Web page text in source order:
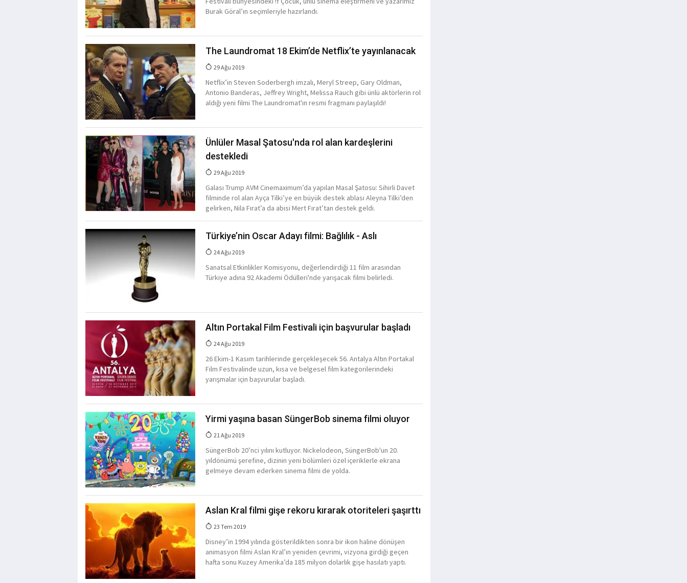
Burak Göral’ın seçimleriyle hazırlandı.
The Laundromat 18 Ekim’de Netflix’te yayınlanacak
29 Ağu 2019
Netflix’in Steven Soderbergh imzalı, Meryl Streep, Gary Oldman,
Antonio Banderas, Jeffrey Wright, Melissa Rauch gibi ünlü aktörlerin rol
aldığı yeni filmi The Laundromat'ın resmi fragmanı paylaşıldı!
Ünlüler Masal Şatosu'nda rol alan kardeşlerini
destekledi
29 Ağu 2019
Galası Trump AVM Cinemaximum’da yapılan Masal Şatosu: Sihirli Davet
filminde rol alan Ayça Tilki’ye en büyük destek ablası Aleyna Tilki’den
gelirken, Nila Fırat’a da abisi Mert Fırat’tan destek geldi.
Türkiye’nin Oscar Adayı filmi: Bağlılık - Aslı
24 Ağu 2019
Sanatsal Etkinlikler Komisyonu, değerlendirdiği 11 film arasından
Türkiye adına 92 Akademi Ödülleri'nde yarışacak filmi belirledi.
Altın Portakal Film Festivali için başvurular başladı
24 Ağu 2019
26 Ekim-1 Kasım tarihlerinde gerçekleşecek 56. Antalya Altın Portakal
Film Festivalinde uzun, kısa ve belgesel film kategorilerindeki
yarışmalar için başvurular başladı.
Yirmi yaşına basan SüngerBob sinema filmi oluyor
21 Ağu 2019
SüngerBob 20’nci yılını kutluyor. Nickelodeon, SüngerBob'un 20.
yıldönümü şerefine, dizinin yeni bölümleri özel içeriklerle ekrana
gelmeye devam ederken sinema filmi de yolda.
Aslan Kral filmi gişe rekoru kırarak otoriteleri şaşırttı
23 Tem 2019
Disney’in 1994 yılında gösterildikten sonra bir ikon haline dönüşen
animasyon filmi Aslan Kral’ın yeniden çevrimi, vizyona girdiği geçen
hafta sonu Kuzey Amerika’da 185 milyon dolarlık gişe hasılatı yaptı.